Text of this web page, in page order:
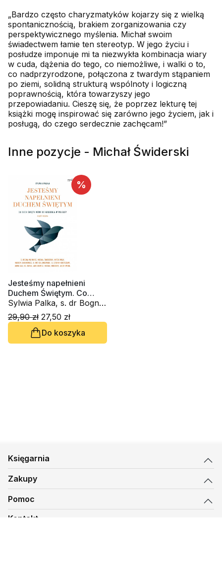
„Bardzo często charyzmatyków kojarzy się z wielką
spontanicznością, brakiem zorganizowania czy
perspektywicznego myślenia. Michał swoim
świadectwem łamie ten stereotyp. W jego życiu i
posłudze imponuje mi ta niezwykła kombinacja wiary
w cuda, dążenia do tego, co niemożliwe, i walki o to,
co nadprzyrodzone, połączona z twardym stąpaniem
po ziemi, solidną strukturą wspólnoty i logiczną
poprawnością, która towarzyszy jego
przepowiadaniu. Cieszę się, że poprzez lekturę tej
książki mogę inspirować się zarówno jego życiem, jak i
posługą, do czego serdecznie zachęcam!”
Inne pozycje - Michał Świderski
%
Jesteśmy napełnieni
Duchem Świętym. Co
Duch Święty mówi do
Kościoła w Polsce? Część
3
Sylwia Palka, s. dr Bogna
Młynarz ZDCh, Michał
Świderski, Anna Maria
Saj, ks. Rafał Jarosiewicz,
Michał Nikodem, Jacek
29,90 zł 27,50 zł
Do koszyka
Księgarnia
Zakupy
Pomoc
Kontakt